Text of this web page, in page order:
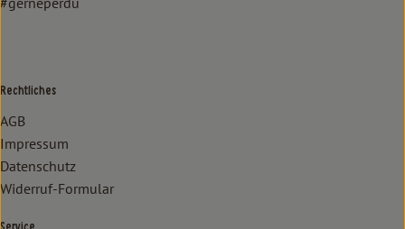
Rechtliches
AGB
Impressum
Datenschutz
Widerruf-Formular